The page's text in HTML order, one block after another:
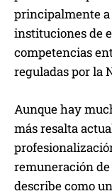
principalmente a
instituciones de
competencias
reguladas por la
Aunque hay
más resalta
remuneración de
describe como